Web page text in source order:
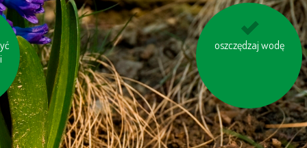
oszczędzaj wodę
rozważ, czy
elektronicznego